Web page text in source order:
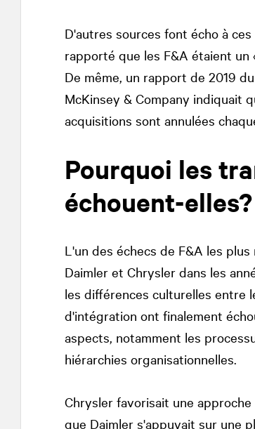
D'autres sources font écho à
rapporté que les F&A étaient un
De même, un rapport de 2019
McKinsey & Company indiquait
acquisitions sont annulées
Pourquoi les
échouent-elles?
L'un des échecs de F&A les
Daimler et Chrysler dans les
les différences culturelles entre
d'intégration ont finalement
aspects, notamment les
hiérarchies organisationnelles.
Chrysler favorisait une
que Daimler s'appuyait sur une